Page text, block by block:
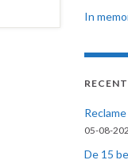
In
05-08-
De 15